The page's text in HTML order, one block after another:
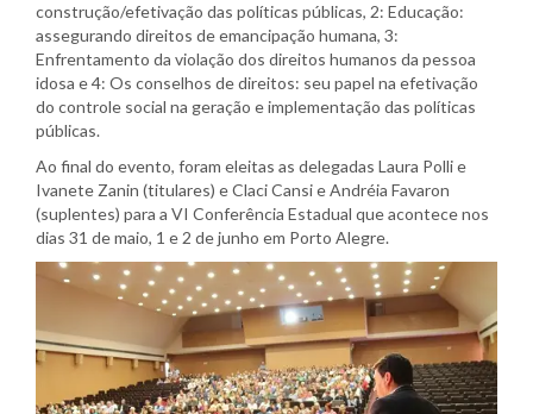
construção/efetivação das políticas públicas, 2: Educação:
assegurando direitos de emancipação humana, 3:
Enfrentamento da violação dos direitos humanos da pessoa
idosa e 4: Os conselhos de direitos: seu papel na efetivação
do controle social na geração e implementação das políticas
públicas.
Ao final do evento, foram eleitas as delegadas Laura Polli e
Ivanete Zanin (titulares) e Claci Cansi e Andréia Favaron
(suplentes) para a VI Conferência Estadual que acontece nos
dias 31 de maio, 1 e 2 de junho em Porto Alegre.